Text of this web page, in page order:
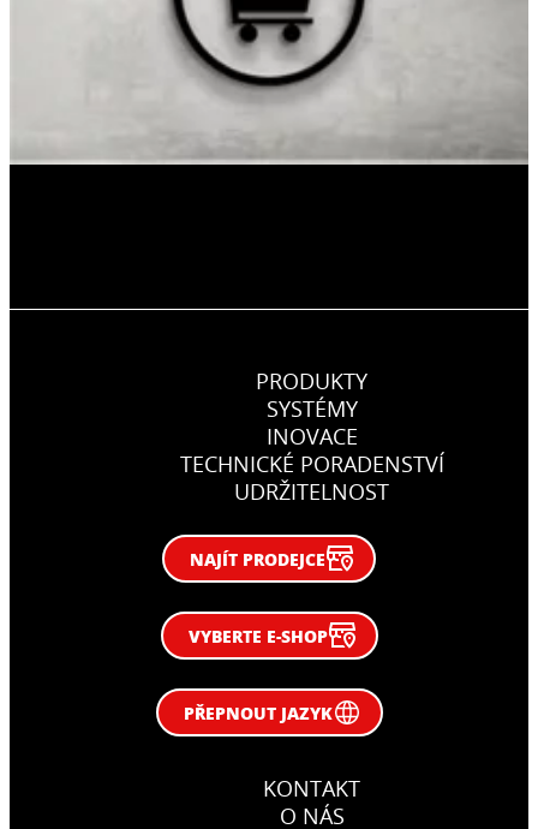
PRODUKTY
SYSTÉMY
INOVACE
TECHNICKÉ PORADENSTVÍ
UDRŽITELNOST
NAJÍT PRODEJCE
VYBERTE E-SHOP
PŘEPNOUT JAZYK
KONTAKT
O NÁS